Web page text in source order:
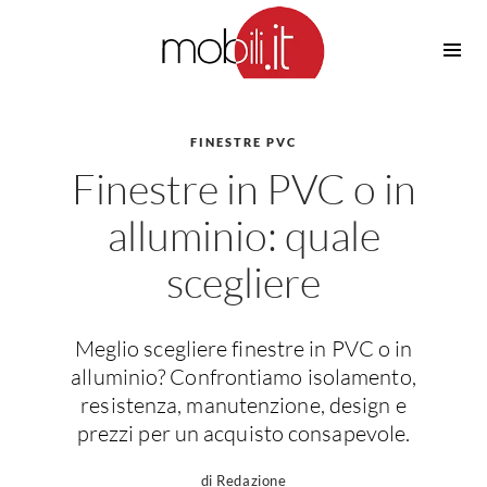
Cucine Moderne
Cucine Country
Cucine Monoblocco
Attrezzature Interne
Elettrodomestici
Frigoriferi
Irrigazione
Casette in Legno
Amaca
Piante
Luce
Lampade
FINESTRE PVC
Finestre in PVC o in
alluminio: quale
scegliere
Meglio scegliere finestre in PVC o in
alluminio? Confrontiamo isolamento,
resistenza, manutenzione, design e
prezzi per un acquisto consapevole.
di Redazione